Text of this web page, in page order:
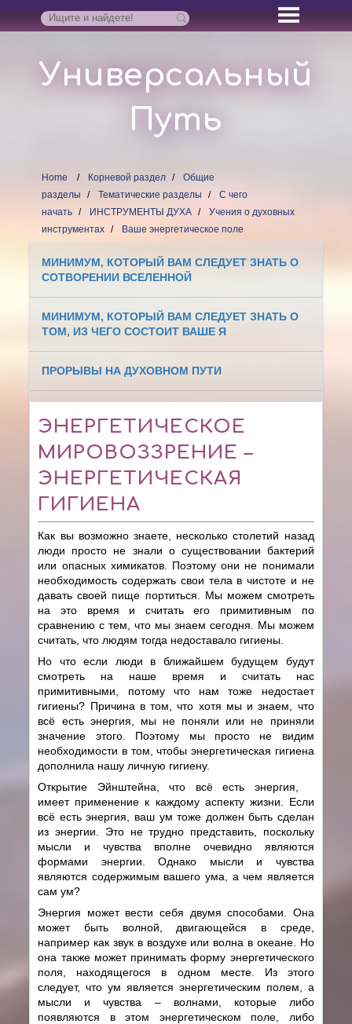
Универсальный
Путь
Home Корневой раздел
Общие
разделы
Тематические разделы
С чего
начать
ИНСТРУМЕНТЫ ДУХА
Учения о духовных
инструментах
Ваше энергетическое поле
МИНИМУМ, КОТОРЫЙ ВАМ СЛЕДУЕТ ЗНАТЬ О
СОТВОРЕНИИ ВСЕЛЕННОЙ
МИНИМУМ, КОТОРЫЙ ВАМ СЛЕДУЕТ ЗНАТЬ О
ТОМ, ИЗ ЧЕГО СОСТОИТ ВАШЕ Я
ПРОРЫВЫ НА ДУХОВНОМ ПУТИ
ЭНЕРГЕТИЧЕСКОЕ
МИРОВОЗЗРЕНИЕ –
ЭНЕРГЕТИЧЕСКАЯ
ГИГИЕНА
Как вы возможно знаете, несколько столетий назад
люди просто не знали о существовании бактерий
или опасных химикатов. Поэтому они не понимали
необходимость содержать свои тела в чистоте и не
давать своей пище портиться. Мы можем смотреть
на это время и считать его примитивным по
сравнению с тем, что мы знаем сегодня. Мы можем
считать, что людям тогда недоставало гигиены.
Но что если люди в ближайшем будущем будут
смотреть на наше время и считать нас
примитивными, потому что нам тоже недостает
гигиены? Причина в том, что хотя мы и знаем, что
всё есть энергия, мы не поняли или не приняли
значение этого. Поэтому мы просто не видим
необходимости в том, чтобы энергетическая гигиена
дополнила нашу личную гигиену.
Открытие Эйнштейна, что всё есть энергия,
имеет применение к каждому аспекту жизни. Если
всё есть энергия, ваш ум тоже должен быть сделан
из энергии. Это не трудно представить, поскольку
мысли и чувства вполне очевидно являются
формами энергии. Однако мысли и чувства
являются содержимым вашего ума, а чем является
сам ум?
Энергия может вести себя двумя способами. Она
может быть волной, двигающейся в среде,
например как звук в воздухе или волна в океане. Но
она также может принимать форму энергетического
поля, находящегося в одном месте. Из этого
следует, что ум является энергетическим полем, а
мысли и чувства – волнами, которые либо
появляются в этом энергетическом поле, либо